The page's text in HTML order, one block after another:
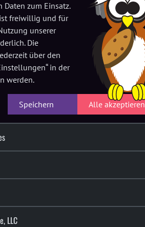
Techno und Disco.
zuzuordnen.
Dark- und Nu-Disco
Daten zum Einsatz.
freiwillig und für
unserer
Die
über den
in der
werden.
Speichern Alle akzeptieren
LLC